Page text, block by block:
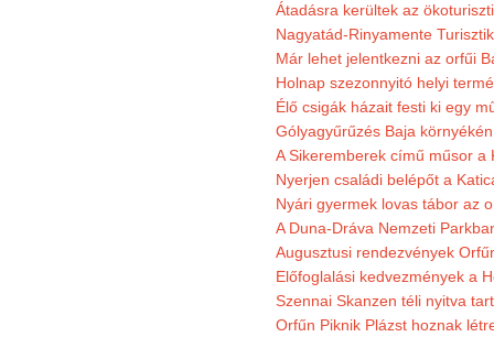
Átadásra kerültek az
Nagyatád-Rinyamente
Már lehet jelentkezni az orfűi
Holnap szezonnyitó helyi
Élő csigák házait festi ki egy
Gólyagyűrűzés Baja
A Sikeremberek című műsor a
Nyerjen családi belépőt a
Nyári gyermek lovas tábor az
A Duna-Dráva Nemzeti
Augusztusi rendezvények
Előfoglalási kedvezmények a
Szennai Skanzen téli nyitva
Orfűn Piknik Plázst hoznak